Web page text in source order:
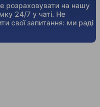
розраховувати на нашу
24/7 у чаті. Не
свої запитання: ми раді